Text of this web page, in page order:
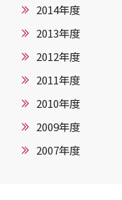
2014年度
2013年度
2012年度
2011年度
2010年度
2009年度
2007年度